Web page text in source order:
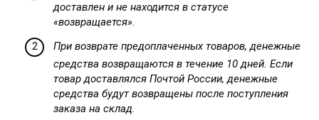
доставлен и не находится в статусе
«возвращается».
При возврате предоплаченных товаров, денежные
средства возвращаются в течение 10 дней. Если
товар доставлялся Почтой России, денежные
средства будут возвращены после поступления
заказа на склад.